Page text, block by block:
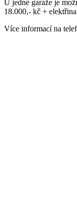
U jedné garáže je
18.000,- kč +
Více informací na